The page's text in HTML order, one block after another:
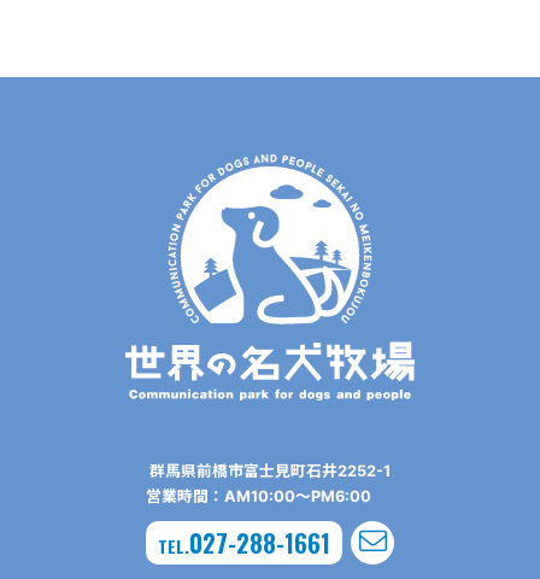
群⾺県前橋市富⼠⾒町⽯井2252-1
営業時間：AM10:00〜PM6:00
TEL.027-288-1661